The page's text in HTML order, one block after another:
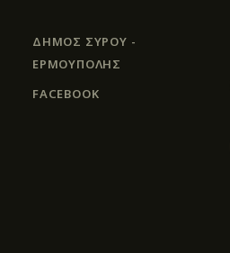
ΔΗΜΟΣ ΣΥΡΟΥ -
ΕΡΜΟΎΠΟΛΗΣ
FACEBOOK